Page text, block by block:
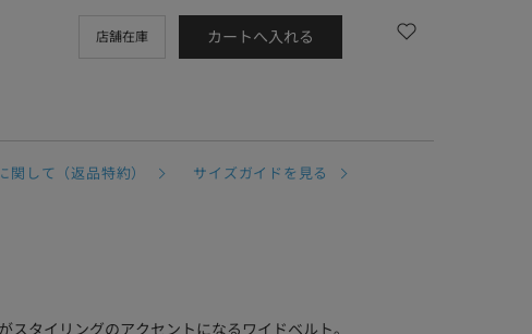
店舗在庫 カートへ入れる
関して（返品特約）
サイズガイドを見る
タイリングのアクセントになるワイドベルト。